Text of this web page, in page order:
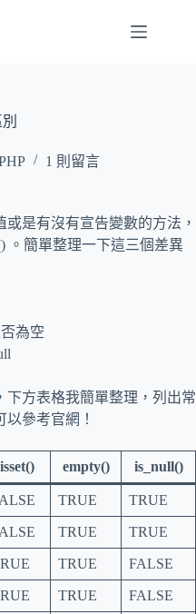
1 則留言
是有沒有宣告變數的方法，
。簡單整理一下這三個差異
為空
下方表格我簡單整理，列出常
參考官網！
isset() empty() is_null()
TRUE TRUE
TRUE TRUE
TRUE FALSE
TRUE FALSE